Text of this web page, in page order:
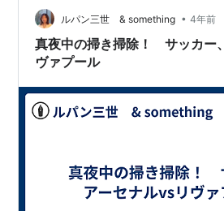
ルパン三世 & something • 4年前
真夜中の掃き掃除！ サッカー
ヴァプール